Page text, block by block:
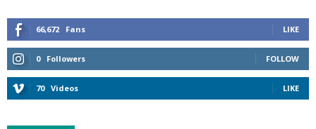
66,672 Fans LIKE
0 Followers FOLLOW
70 Videos LIKE